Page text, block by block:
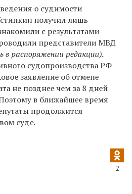
о судимости
получил лишь
с результатами
представители МВД
в распоряжении редакции).
судопроизводства РФ
заявление об отмене
не позднее чем за 8 дней
в ближайшее время
продолжится
суде.
2